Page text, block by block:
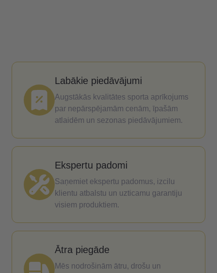
Labākie piedāvājumi
Augstākās kvalitātes sporta aprīkojums
par nepārspējamām cenām, īpašām
atlaidēm un sezonas piedāvājumiem.
Ekspertu padomi
Saņemiet ekspertu padomus, izcilu
klientu atbalstu un uzticamu garantiju
visiem produktiem.
Ātra piegāde
Mēs nodrošinām ātru, drošu un